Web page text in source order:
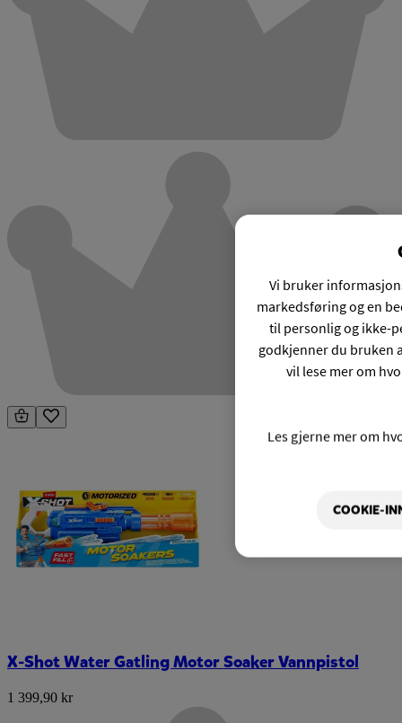
X-Shot Water Gatling Motor Soaker Vannpistol
1 399,90 kr
Vi bruker
markedsføring og en
til personlig og ikke-
godkjenner du bruken
vil lese mer om
Les gjerne mer om
COOKIE-